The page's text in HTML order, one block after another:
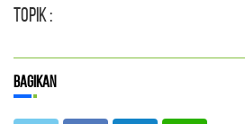
Topik :
Bagikan